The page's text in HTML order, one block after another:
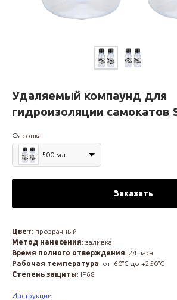
Удаляемый компаунд для
гидроизоляции самокатов
Фасовка
500 мл
Заказать
Цвет: прозрачный
Метод нанесения: заливка
Время полного отверждения: 24 часа
Рабочая температура: от -60°С до +250°С
Степень защиты: IP68
Инструкции